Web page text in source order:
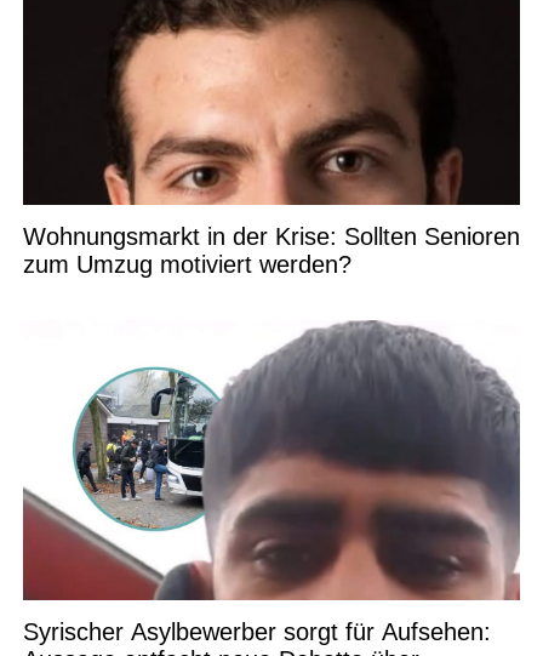
Wohnungsmarkt in der Krise: Sollten Senioren
zum Umzug motiviert werden?
Syrischer Asylbewerber sorgt für Aufsehen: